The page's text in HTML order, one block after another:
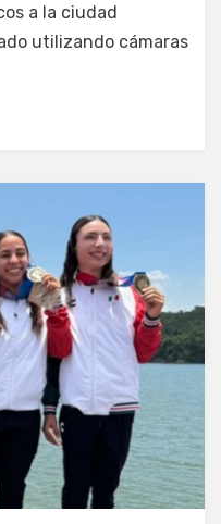
a la ciudad
utilizando cámaras